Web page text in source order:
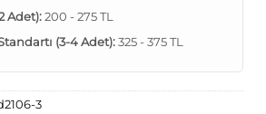
Adet):200 - 275 TL
(3-4 Adet):325 - 375 TL
3